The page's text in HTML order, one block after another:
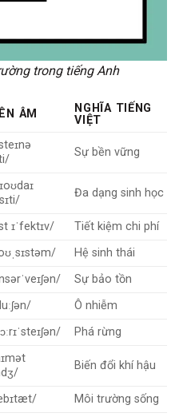
trong tiếng Anh
ÂM
NGHĨA TIẾNG
VIỆT
Sự bền vững
Đa dạng sinh học
ɪˈfektɪv/
Tiết kiệm chi phí
Hệ sinh thái
Sự bảo tồn
Ô nhiễm
Phá rừng
Biến đổi khí hậu
Môi trường sống